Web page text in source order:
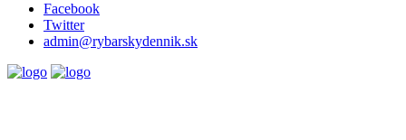
Facebook
Twitter
admin@rybarskydennik.sk